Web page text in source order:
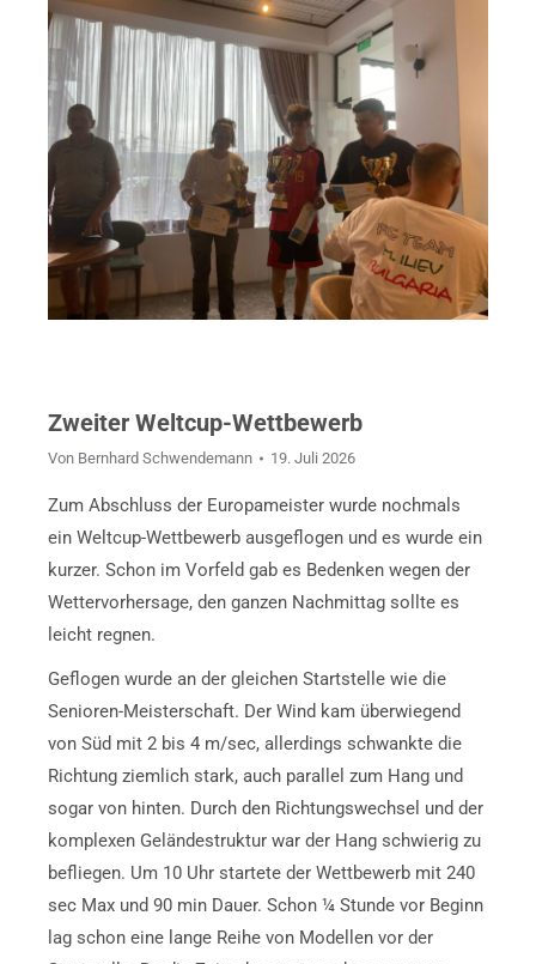
Zweiter Weltcup-Wettbewerb
Von Bernhard Schwendemann 19. Juli 2026
Zum Abschluss der Europameister wurde nochmals
ein Weltcup-Wettbewerb ausgeflogen und es wurde ein
kurzer. Schon im Vorfeld gab es Bedenken wegen der
Wettervorhersage, den ganzen Nachmittag sollte es
leicht regnen.
Geflogen wurde an der gleichen Startstelle wie die
Senioren-Meisterschaft. Der Wind kam überwiegend
von Süd mit 2 bis 4 m/sec, allerdings schwankte die
Richtung ziemlich stark, auch parallel zum Hang und
sogar von hinten. Durch den Richtungswechsel und der
komplexen Geländestruktur war der Hang schwierig zu
befliegen. Um 10 Uhr startete der Wettbewerb mit 240
sec Max und 90 min Dauer. Schon ¼ Stunde vor Beginn
lag schon eine lange Reihe von Modellen vor der